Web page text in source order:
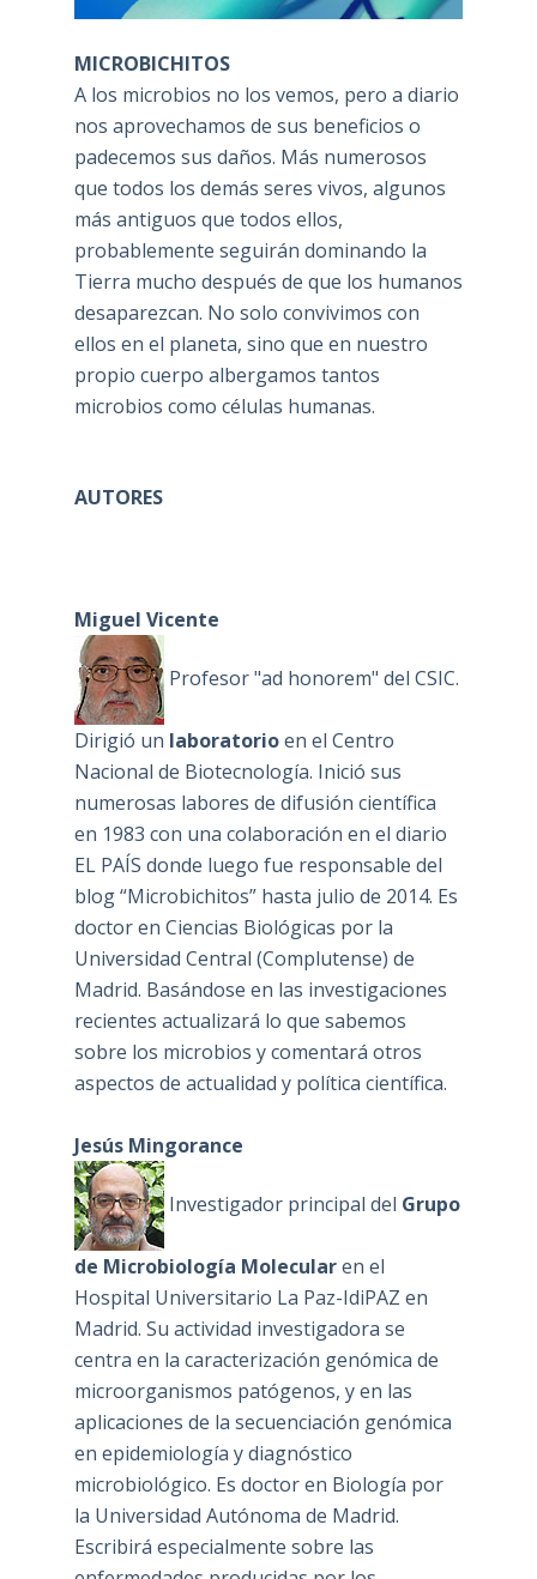
MICROBICHITOS
A los microbios no los vemos, pero a diario
nos aprovechamos de sus beneficios o
padecemos sus daños. Más numerosos
que todos los demás seres vivos, algunos
más antiguos que todos ellos,
probablemente seguirán dominando la
Tierra mucho después de que los humanos
desaparezcan. No solo convivimos con
ellos en el planeta, sino que en nuestro
propio cuerpo albergamos tantos
microbios como células humanas.
AUTORES
Miguel Vicente
Profesor "ad honorem" del CSIC.
Dirigió un laboratorioen el Centro
Nacional de Biotecnología. Inició sus
numerosas labores de difusión científica
en 1983 con una colaboración en el diario
EL PAÍS donde luego fue responsable del
blog “Microbichitos” hasta julio de 2014. Es
doctor en Ciencias Biológicas por la
Universidad Central (Complutense) de
Madrid. Basándose en las investigaciones
recientes actualizará lo que sabemos
sobre los microbios y comentará otros
aspectos de actualidad y política científica.
Jesús Mingorance
Investigador principal del Grupo
de Microbiología Molecularen el
Hospital Universitario La Paz-IdiPAZ en
Madrid. Su actividad investigadora se
centra en la caracterización genómica de
microorganismos patógenos, y en las
aplicaciones de la secuenciación genómica
en epidemiología y diagnóstico
microbiológico. Es doctor en Biología por
la Universidad Autónoma de Madrid.
Escribirá especialmente sobre las